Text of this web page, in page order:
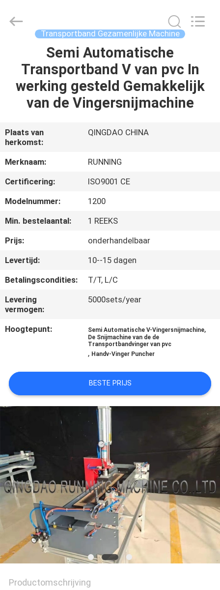
PRODUCTEN
ONS
FABRIEKSREIS
KWALITEITSCONTROLE
CONTACTEER
ONS
NIEUWS
GEVALLEN
SITEMAP
PRIVACY
POLICY
Machine
CO.,LTD.
Transportband Gezamenlijke Machine
Semi Automatische
Transportband V van pvc In
werking gesteld Gemakkelijk
van de Vingersnijmachine
Plaats van
herkomst:
QINGDAO CHINA
Merknaam:
RUNNING
Certificering:
ISO9001 CE
Modelnummer:
1200
Min. bestelaantal:
1 REEKS
Prijs:
onderhandelbaar
Levertijd:
10--15 dagen
Betalingscondities:
T/T, L/C
Levering
vermogen:
5000sets/year
Hoogtepunt: Semi Automatische V-Vingersnijmachine,
De Snijmachine van de de
Transportbandvinger van pvc
, Handv-Vinger Puncher
BESTE PRIJS
Productomschrijving